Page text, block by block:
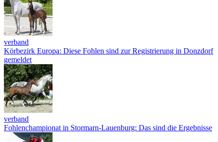
verband
Körbezirk Europa: Diese Fohlen sind zur Registrierung in Donzdorf
gemeldet
verband
Fohlenchampionat in Stormarn-Lauenburg: Das sind die Ergebnisse